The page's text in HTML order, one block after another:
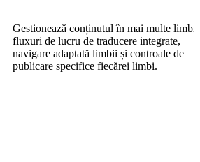
Gestionează conținutul în mai multe limbi
fluxuri de lucru de traducere integrate,
navigare adaptată limbii și controale de
publicare specifice fiecărei limbi.